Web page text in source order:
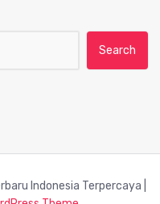
Indonesia Terpercaya |